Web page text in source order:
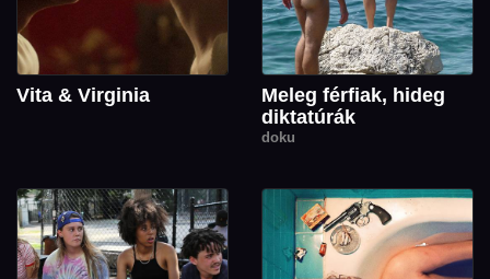
Vita & Virginia
Meleg férfiak, hideg
diktatúrák
doku